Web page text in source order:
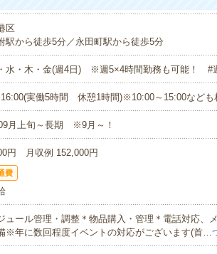
区
駅から徒歩5分／永田町駅から徒歩5分
水・木・金(週4日) ※週5×4時間勤務も可能！ #
16:00(実働5時間 休憩1時間)※10:00～15:00など
月上旬～長期 ※9月～！
円 月収例 152,000円
費
ュール管理・調整＊物品購入・管理＊電話対応、
※年に数回程度イベントの対応がございます(首…